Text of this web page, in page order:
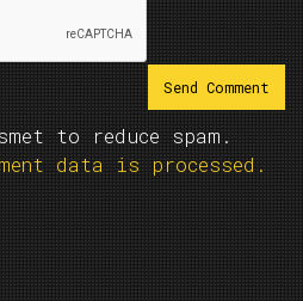
to reduce spam.
data is processed.